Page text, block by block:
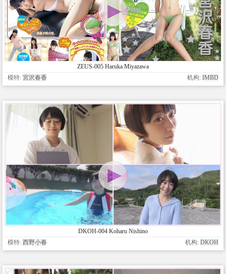
ZEUS-005 Haruka Miyazawa
模特: 宮沢春香 机构: IMBD
DKOH-004 Koharu Nishino
模特: 西野小春 机构: DKOH